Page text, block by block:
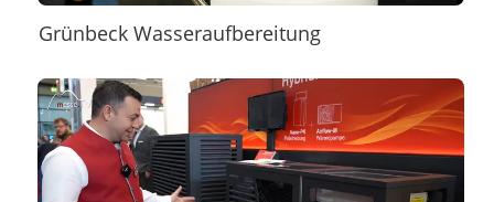
Grünbeck Wasseraufbereitung